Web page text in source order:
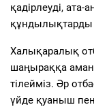
қадірлеуді,
құндылықтарды
Халықаралық
шаңыраққа
тілейміз. Әр
үйде қуаныш